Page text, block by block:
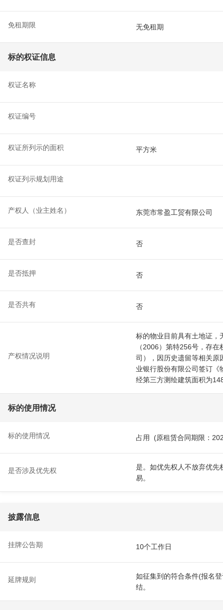
免租期限 无免租期
标的权证信息
权证名称
权证编号
权证所列示的面积 平方米
权证列示规划用途
产权人（业主姓名） 东莞市常盈工贸有限公司
是否查封 否
是否抵押 否
是否共有 否
产权情况说明
标的物业目前具有土地证，
（2006）第特256号，存
司），因历史遗留等相关原
业银行股份有限公司签订
经第三方测绘建筑面积为
标的使用情况
标的使用情况 占用 (原租赁合同期限：
是否涉及优先权
是。如优先权人不放弃优先
易。
披露信息
挂牌公告期 10个工作日
延牌规则
如征集到的符合条件(报名
结。